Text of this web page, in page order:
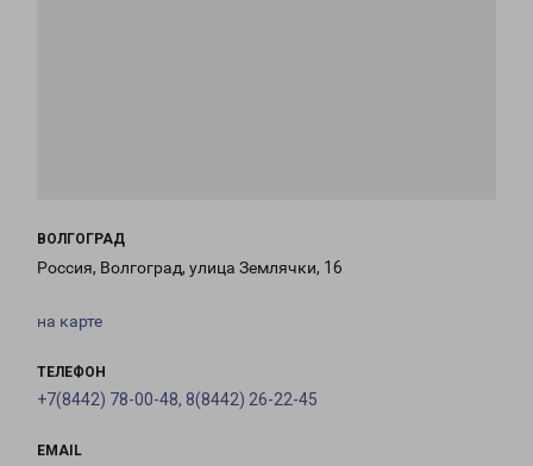
ВОЛГОГРАД
Россия, Волгоград, улица Землячки, 16
на карте
ТЕЛЕФОН
+7(8442) 78-00-48, 8(8442) 26-22-45
EMAIL